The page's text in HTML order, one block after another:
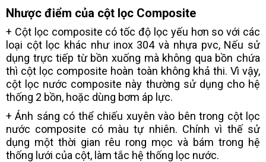
Nhược điểm của cột lọc Composite
+ Cột lọc composite có tốc độ lọc yếu hơn so với các
loại cột lọc khác như inox 304 và nhựa pvc, Nếu sử
dụng trực tiếp từ bồn xuống mà không qua bồn chứa
thì cột lọc composite hoàn toàn không khả thi. Vì vậy,
cột lọc nước composite này thường sử dụng cho hệ
thống 2 bồn, hoặc dùng bơm áp lực.
+ Ánh sáng có thể chiếu xuyên vào bên trong cột lọc
nước composite có màu tự nhiên. Chính vì thế sử
dụng một thời gian rêu rong mọc và bám trong hệ
thống lưới của cột, làm tắc hệ thống lọc nước.